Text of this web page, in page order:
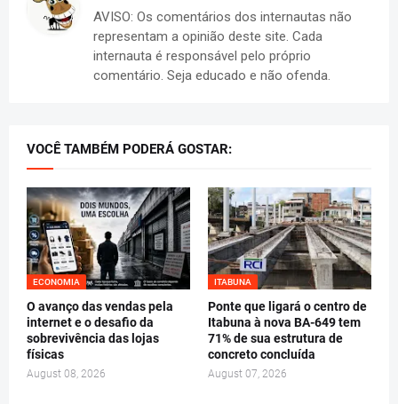
AVISO: Os comentários dos internautas não
representam a opinião deste site. Cada
internauta é responsável pelo próprio
comentário. Seja educado e não ofenda.
VOCÊ TAMBÉM PODERÁ GOSTAR:
ECONOMIA
O avanço das vendas pela
internet e o desafio da
sobrevivência das lojas
físicas
August 08, 2026
ITABUNA
Ponte que ligará o centro de
Itabuna à nova BA-649 tem
71% de sua estrutura de
concreto concluída
August 07, 2026